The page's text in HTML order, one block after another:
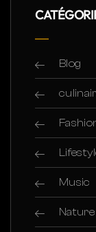
Blog
Music
Nature